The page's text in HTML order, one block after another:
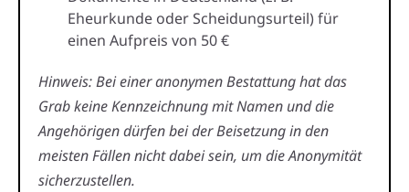
Eheurkunde oder Scheidungsurteil) für
einen Aufpreis von 50 €
Hinweis: Bei einer anonymen Bestattung hat das
Grab keine Kennzeichnung mit Namen und die
Angehörigen dürfen bei der Beisetzung in den
meisten Fällen nicht dabei sein, um die Anonymität
sicherzustellen.